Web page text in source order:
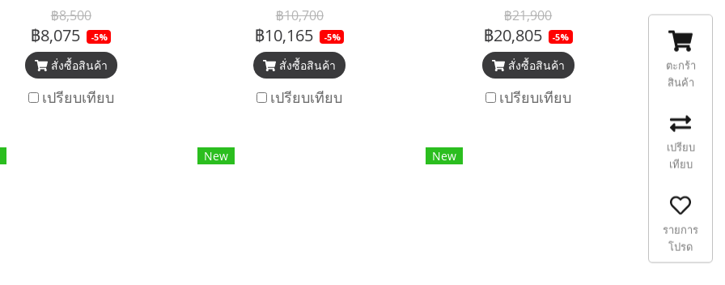
฿8,500
฿8,075 -5%
สั่งซื้อสินค้า
เปรียบเทียบ
฿10,700
฿10,165 -5%
สั่งซื้อสินค้า
เปรียบเทียบ
฿21,900
฿20,805 -5%
สั่งซื้อสินค้า
เปรียบเทียบ
New New
ตะกร้า
สินค้า
เปรียบ
เทียบ
รายการ
โปรด